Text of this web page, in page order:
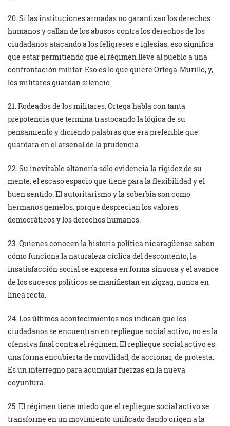
20. Si las instituciones armadas no garantizan los derechos
humanos y callan de los abusos contra los derechos de los
ciudadanos atacando a los feligreses e iglesias; eso significa
que estar permitiendo que el régimen lleve al pueblo a una
confrontación militar. Eso es lo que quiere Ortega-Murillo, y,
los militares guardan silencio.
21. Rodeados de los militares, Ortega habla con tanta
prepotencia que termina trastocando la lógica de su
pensamiento y diciendo palabras que era preferible que
guardara en el arsenal de la prudencia.
22. Su inevitable altanería sólo evidencia la rigidez de su
mente, el escaso espacio que tiene para la flexibilidad y el
buen sentido. El autoritarismo y la soberbia son como
hermanos gemelos, porque desprecian los valores
democráticos y los derechos humanos.
23. Quienes conocen la historia política nicaragüense saben
cómo funciona la naturaleza cíclica del descontento; la
insatisfacción social se expresa en forma sinuosa y el avance
de los sucesos políticos se manifiestan en zigzag, nunca en
línea recta.
24. Los últimos acontecimientos nos indican que los
ciudadanos se encuentran en repliegue social activo, no es la
ofensiva final contra el régimen. El repliegue social activo es
una forma encubierta de movilidad, de accionar, de protesta.
Es un interregno para acumular fuerzas en la nueva
coyuntura.
25. El régimen tiene miedo que el repliegue social activo se
transforme en un movimiento unificado dando origen a la